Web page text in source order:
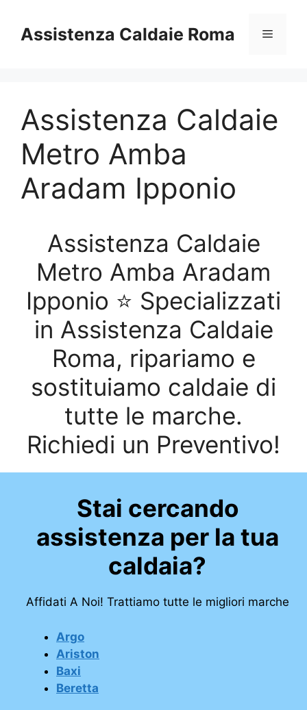
contenuto
Assistenza Caldaie Roma Menu
Assistenza Caldaie
Metro Amba
Aradam Ipponio
Assistenza Caldaie
Metro Amba Aradam
Ipponio ⭐ Specializzati
in Assistenza Caldaie
Roma, ripariamo e
sostituiamo caldaie di
tutte le marche.
Richiedi un Preventivo!
Stai cercando
assistenza per la tua
caldaia?
Affidati A Noi! Trattiamo tutte le migliori marche
Argo
Ariston
Baxi
Beretta